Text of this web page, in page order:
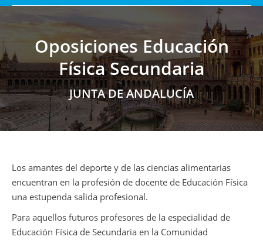
Oposiciones Educación
Física Secundaria
JUNTA DE ANDALUCÍA
Estás aquí:
Los amantes del deporte y de las ciencias alimentarias
encuentran en la profesión de docente de Educación Física
una estupenda salida profesional.
Para aquellos futuros profesores de la especialidad de
Educación Física de Secundaria en la Comunidad